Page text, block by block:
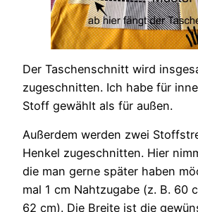
Der Taschenschnitt wird
zugeschnitten. Ich habe für
Stoff gewählt als für außen.
Außerdem werden zwei
Henkel zugeschnitten. Hier
die man gerne später haben
mal 1 cm Nahtzugabe (z. B. 60
62 cm). Die Breite ist die